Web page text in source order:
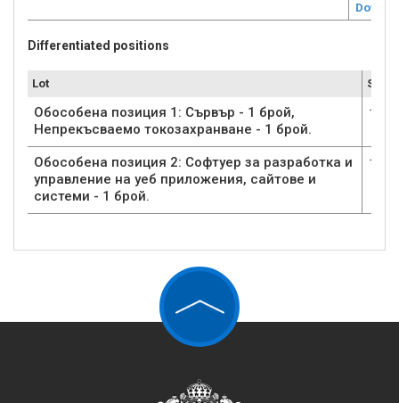
Differentiated positions
Lot
Обособена позиция 1: Сървър - 1 брой,
Непрекъсваемо токозахранване - 1 брой.
1
Обособена позиция 2: Софтуер за разработка и
управление на уеб приложения, сайтове и
системи - 1 брой.
1